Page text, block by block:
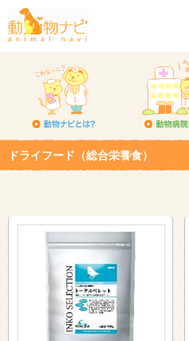
ドライフード（総合栄養食）